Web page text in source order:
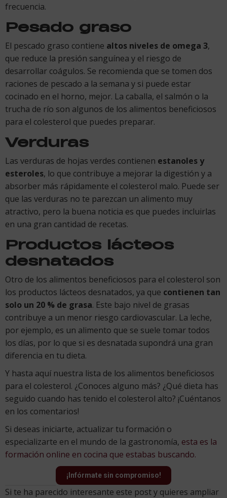
frecuencia.
Pesado graso
El pescado graso contiene altos niveles de omega 3,
que reduce la presión sanguínea y el riesgo de
desarrollar coágulos. Se recomienda que se tomen dos
raciones de pescado a la semana y si puede estar
cocinado en el horno, mejor. La caballa, el salmón o la
trucha de río son algunos de los alimentos beneficiosos
para el colesterol que puedes preparar.
Verduras
Las verduras de hojas verdes contienen estanoles y
esteroles, lo que contribuye a mejorar la digestión y a
absorber más rápidamente el colesterol malo. Puede ser
que las verduras no te parezcan un alimento muy
atractivo, pero la buena noticia es que puedes incluirlas
en una gran cantidad de recetas.
Productos lácteos
desnatados
Otro de los alimentos beneficiosos para el colesterol son
los productos lácteos desnatados, ya que contienen tan
solo un 20 % de grasa. Este bajo nivel de grasas
contribuye a un menor riesgo cardiovascular. La leche,
por ejemplo, es un alimento que se suele tomar todos
los días, por lo que si es desnatada supondrá una gran
diferencia en tu dieta.
Y hasta aquí nuestra lista de los alimentos beneficiosos
para el colesterol. ¿Conoces alguno más? ¿Qué dieta has
seguido cuando has tenido el colesterol alto? ¡Cuéntanos
en los comentarios!
Si deseas iniciarte, actualizar tu formación o
especializarte en el mundo de la gastronomía, esta es la
formación online en cocina que estabas buscando.
¡Infórmate sin compromiso!
Si te ha parecido interesante este post y quieres ampliar